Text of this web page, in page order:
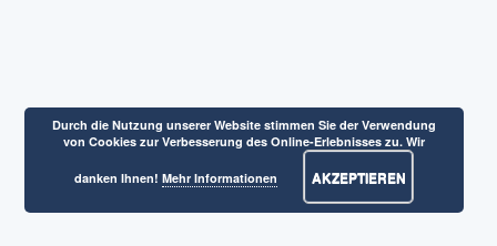
Durch die Nutzung unserer Website stimmen Sie der Verwendung
von Cookies zur Verbesserung des Online-Erlebnisses zu. Wir
danken Ihnen!Mehr Informationen AKZEPTIEREN